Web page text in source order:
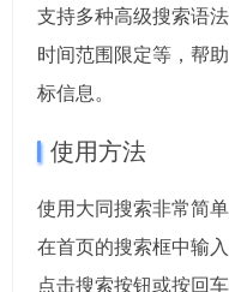
支持多种高级搜索语
时间范围限定等，帮
标信息。
使用方法
使用大同搜索非常简
在首页的搜索框中输
点击搜索按钮或按回